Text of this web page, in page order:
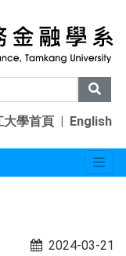
大學首頁 | English
2024-03-21